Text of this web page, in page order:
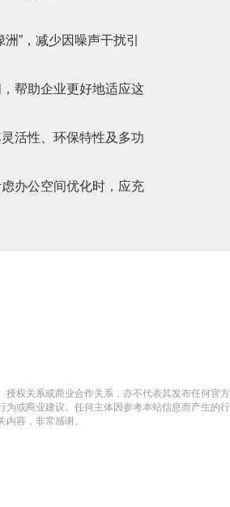
”，减少因噪声干扰引
帮助企业更好地适应这
活性、环保特性及多功
办公空间优化时，应充
权关系或商业合作关系，亦不代表其发布任何官方
或商业建议。任何主体因参考本站信息而产生的行
容，非常感谢。